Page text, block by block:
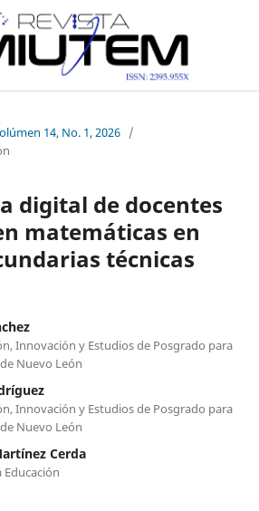
14, No. 1, 2026 /
digital de docentes
matemáticas en
técnicas
Innovación y Estudios de Posgrado para
Nuevo León
Innovación y Estudios de Posgrado para
Nuevo León
Cerda
Educación